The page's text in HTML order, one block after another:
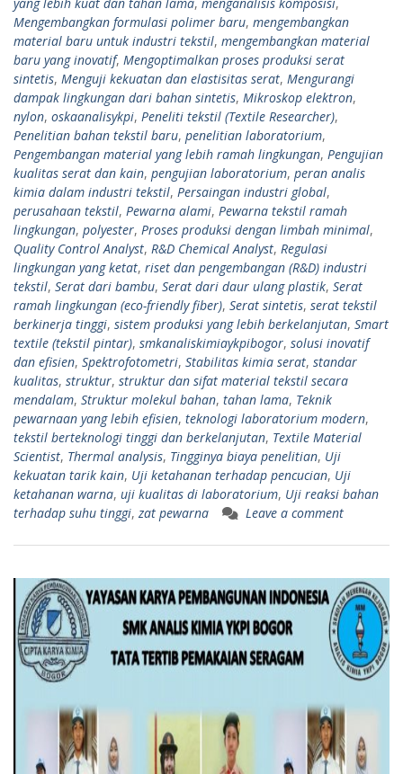
Mengembangkan formulasi polimer baru, mengembangkan
material baru untuk industri tekstil, mengembangkan material
baru yang inovatif, Mengoptimalkan proses produksi serat
sintetis, Menguji kekuatan dan elastisitas serat, Mengurangi
dampak lingkungan dari bahan sintetis, Mikroskop elektron,
nylon, oskaanalisykpi, Peneliti tekstil (Textile Researcher),
Penelitian bahan tekstil baru, penelitian laboratorium,
Pengembangan material yang lebih ramah lingkungan, Pengujian
kualitas serat dan kain, pengujian laboratorium, peran analis
kimia dalam industri tekstil, Persaingan industri global,
perusahaan tekstil, Pewarna alami, Pewarna tekstil ramah
lingkungan, polyester, Proses produksi dengan limbah minimal,
Quality Control Analyst, R&D Chemical Analyst, Regulasi
lingkungan yang ketat, riset dan pengembangan (R&D) industri
tekstil, Serat dari bambu, Serat dari daur ulang plastik, Serat
ramah lingkungan (eco-friendly fiber), Serat sintetis, serat tekstil
berkinerja tinggi, sistem produksi yang lebih berkelanjutan, Smart
textile (tekstil pintar), smkanaliskimiaykpibogor, solusi inovatif
dan efisien, Spektrofotometri, Stabilitas kimia serat, standar
kualitas, struktur, struktur dan sifat material tekstil secara
mendalam, Struktur molekul bahan, tahan lama, Teknik
pewarnaan yang lebih efisien, teknologi laboratorium modern,
tekstil berteknologi tinggi dan berkelanjutan, Textile Material
Scientist, Thermal analysis, Tingginya biaya penelitian, Uji
kekuatan tarik kain, Uji ketahanan terhadap pencucian, Uji
ketahanan warna, uji kualitas di laboratorium, Uji reaksi bahan
terhadap suhu tinggi, zat pewarna Leave a comment